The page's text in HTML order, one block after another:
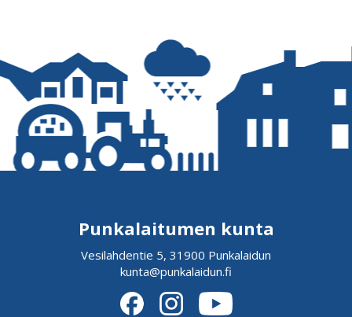
Punkalaitumen kunta
Vesilahdentie 5, 31900 Punkalaidun
kunta@punkalaidun.fi